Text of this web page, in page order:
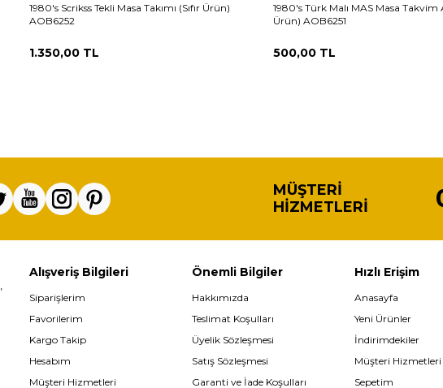
1980's Scrikss Tekli Masa Takımı (Sıfır Ürün)
AOB6252
1.350,00 TL
1980's Türk Malı MAS Masa Takvim
Ürün) AOB6251
500,00 TL
MÜŞTERI
HIZMETLERI
Alışveriş Bilgileri
Siparişlerim
Favorilerim
Kargo Takip
Hesabım
Müşteri Hizmetleri
Önemli Bilgiler
Hakkımızda
Teslimat Koşulları
Üyelik Sözleşmesi
Satış Sözleşmesi
Garanti ve İade Koşulları
Hızlı Erişim
Anasayfa
Yeni Ürünler
İndirimdekiler
Müşteri Hizmetleri
Sepetim